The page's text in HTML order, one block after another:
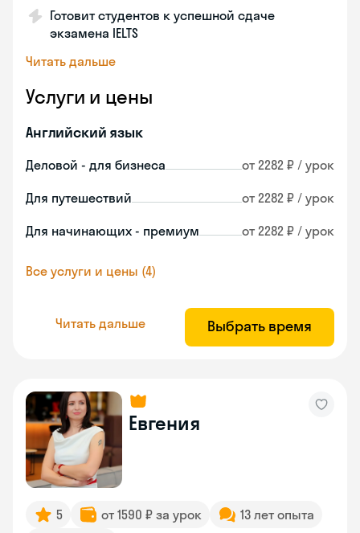
Готовит студентов к успешной сдаче
экзамена IELTS
Читать дальше
Услуги и цены
Английский язык
Деловой - для бизнеса от 2282 ₽ / урок
Для путешествий от 2282 ₽ / урок
Для начинающих - премиум от 2282 ₽ / урок
Все услуги и цены (4)
Читать дальше Выбрать время
Евгения
5 от 1590 ₽ за урок
13 лет опыта